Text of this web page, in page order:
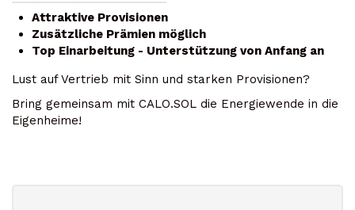
Attraktive Provisionen
Zusätzliche Prämien möglich
Top Einarbeitung - Unterstützung von Anfang an
Lust auf Vertrieb mit Sinn und starken Provisionen?
Bring gemeinsam mit CALO.SOL die Energiewende in die
Eigenheime!